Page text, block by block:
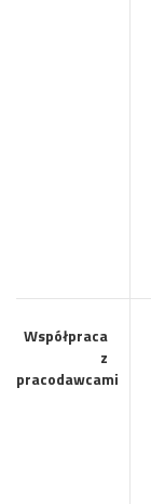
Współpraca
z
pracodawcami